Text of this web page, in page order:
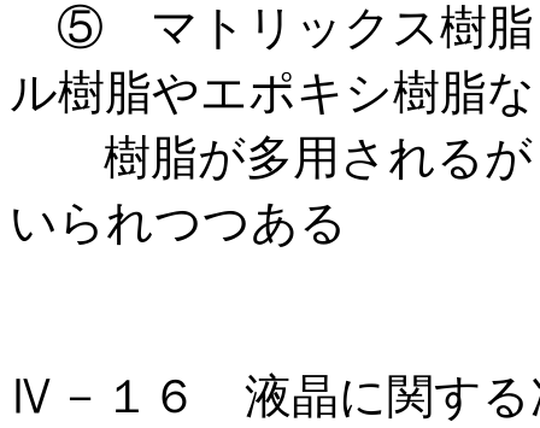
⑤ マトリックス樹脂
ル樹脂やエポキシ樹脂
樹脂が多用されるが
いられつつある
Ⅳ－１６ 液晶に関する